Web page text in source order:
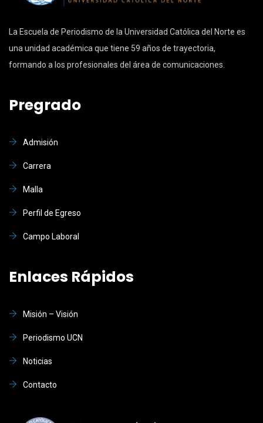
La Escuela de Periodismo de la Universidad Católica del Norte es
una unidad académica que tiene 59 años de trayectoria,
formando a los profesionales del área de comunicaciones.
Pregrado
Admisión
Carrera
Malla
Perfil de Egreso
Campo Laboral
Enlaces Rápidos
Misión – Visión
Periodismo UCN
Noticias
Contacto